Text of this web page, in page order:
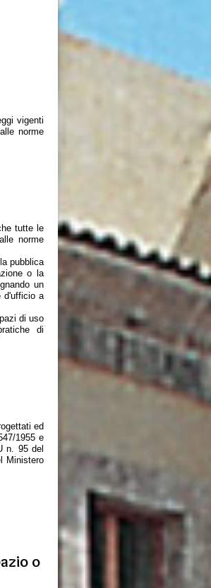
vigenti
norme
tutte le
norme
pubblica
o la
un
d'ufficio a
di uso
di
ed
1955 e
n. 95 del
Ministero
o